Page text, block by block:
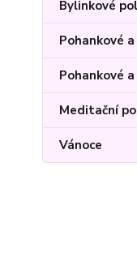
Bylinkové
Pohankové
Pohankové
Meditační
Vánoce